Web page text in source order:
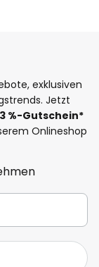
exklusiven
Jetzt
%-Gutschein*
Onlineshop